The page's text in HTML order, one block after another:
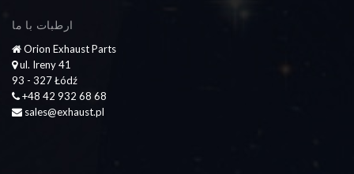
ارطبات با ما
Orion Exhaust Parts
ul. Ireny 41
93 - 327 Łódź
+48 42 932 68 68
sales@exhaust.pl